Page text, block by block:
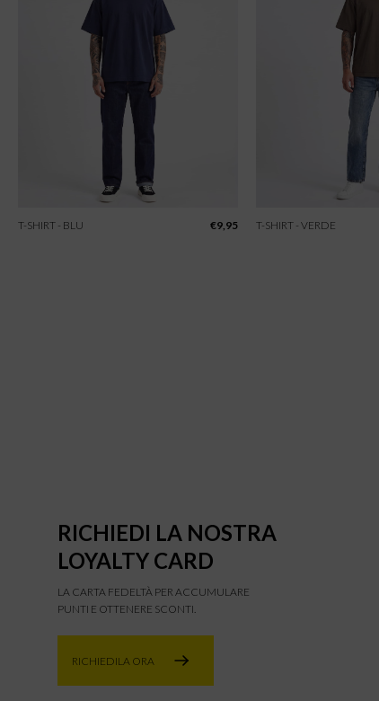
T-SHIRT - BLU €9,95 T-SHIRT - VERDE
RICHIEDI LA NOSTRA
LOYALTY CARD
LA CARTA FEDELTÀ PER ACCUMULARE
PUNTI E OTTENERE SCONTI.
RICHIEDILA ORA